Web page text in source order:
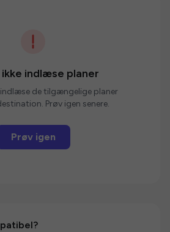
ikke indlæse planer
indlæse de tilgængelige planer
Prøv igen senere.
Prøv igen